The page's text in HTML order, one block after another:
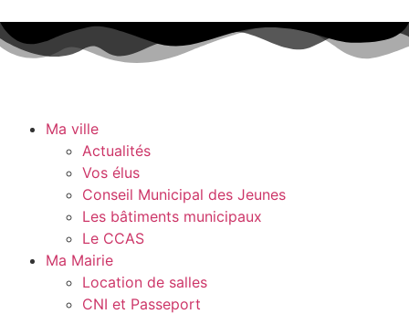
Ma ville
Actualités
Vos élus
Conseil Municipal des Jeunes
Les bâtiments municipaux
Le CCAS
Ma Mairie
Location de salles
CNI et Passeport